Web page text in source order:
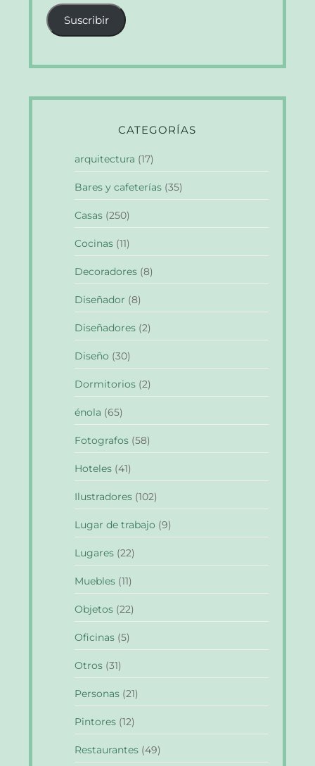
correo
electrónico
Suscribir
CATEGORÍAS
arquitectura (17)
Bares y cafeterías (35)
Casas (250)
Cocinas (11)
Decoradores (8)
Diseñador (8)
Diseñadores (2)
Diseño (30)
Dormitorios (2)
énola (65)
Fotografos (58)
Hoteles (41)
Ilustradores (102)
Lugar de trabajo (9)
Lugares (22)
Muebles (11)
Objetos (22)
Oficinas (5)
Otros (31)
Personas (21)
Pintores (12)
Restaurantes (49)